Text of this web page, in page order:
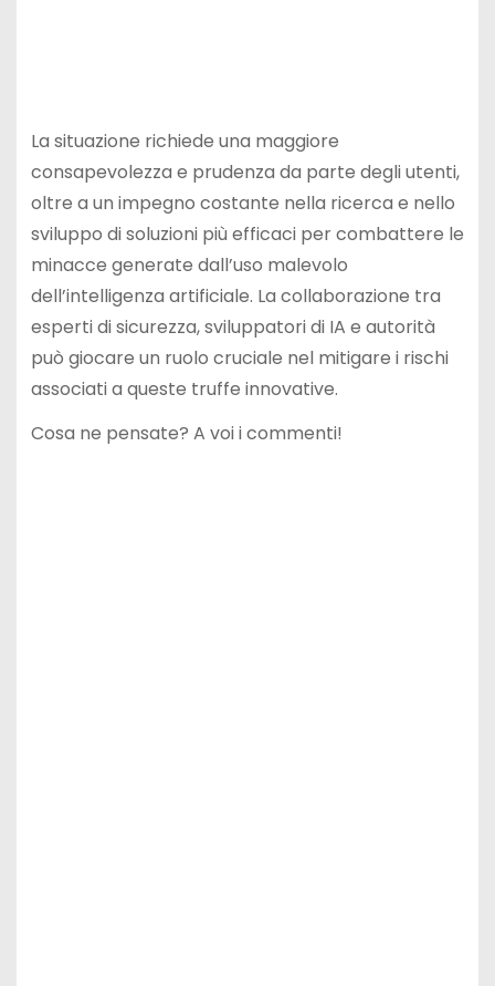
La situazione richiede una maggiore
consapevolezza e prudenza da parte degli utenti,
oltre a un impegno costante nella ricerca e nello
sviluppo di soluzioni più efficaci per combattere le
minacce generate dall’uso malevolo
dell’intelligenza artificiale. La collaborazione tra
esperti di sicurezza, sviluppatori di IA e autorità
può giocare un ruolo cruciale nel mitigare i rischi
associati a queste truffe innovative.
Cosa ne pensate? A voi i commenti!